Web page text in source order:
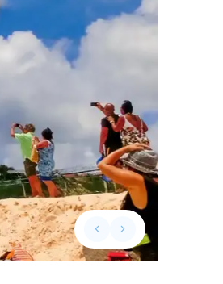
keyboard_arrow_leftPrevious slide
keyboard_arrow_rightNext slide